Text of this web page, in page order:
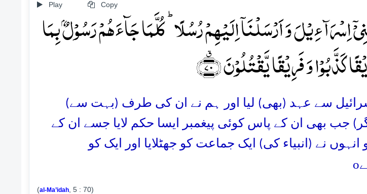
Play Copy
وَ اَرۡسَلۡنَاۤ اِلَیۡہِمۡ رُسُلًا ؕ کُلَّمَا جَآءَہُمۡ رَسُوۡلٌۢ بِمَا
وَ فَرِیۡقًا یَّقۡتُلُوۡنَ ﴿٭۷۰﴾
سے عہد (بھی) لیا اور ہم نے ان کی طرف (بہت سے)
جب بھی ان کے پاس کوئی پیغمبر ایسا حکم لایا جسے ان کے
نے (انبیاء کی) ایک جماعت کو جھٹلایا اور ایک کو
o
(al-Ma’idah, 5 : 70)